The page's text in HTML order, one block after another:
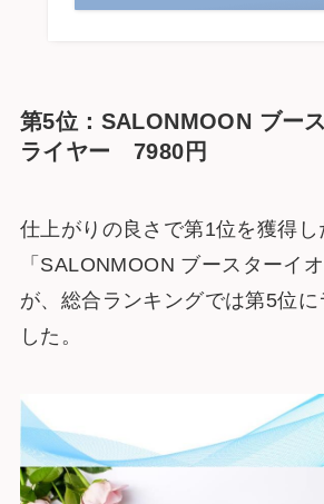
第5位：SALONMOON ブー
ライヤー 7980円
仕上がりの良さで第1位を獲得し
「SALONMOON ブースターイ
が、総合ランキングでは第5位に
した。